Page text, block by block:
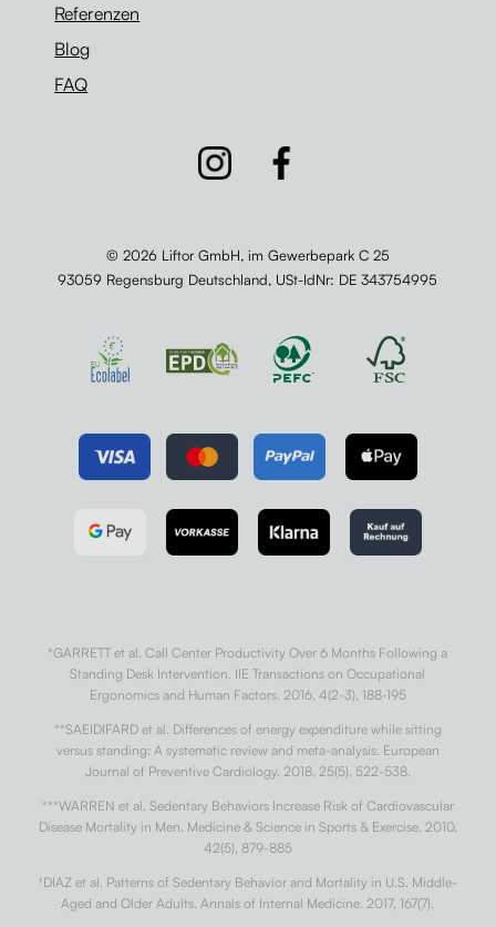
Referenzen
Blog
FAQ
© 2026 Liftor GmbH, im Gewerbepark C 25
93059 Regensburg Deutschland, USt-IdNr: DE 343754995
*GARRETT et al. Call Center Productivity Over 6 Months Following a
Standing Desk Intervention. IIE Transactions on Occupational
Ergonomics and Human Factors. 2016, 4(2-3), 188-195
**SAEIDIFARD et al. Differences of energy expenditure while sitting
versus standing: A systematic review and meta-analysis. European
Journal of Preventive Cardiology. 2018, 25(5), 522-538.
***WARREN et al. Sedentary Behaviors Increase Risk of Cardiovascular
Disease Mortality in Men. Medicine & Science in Sports & Exercise. 2010,
42(5), 879-885
†DIAZ et al. Patterns of Sedentary Behavior and Mortality in U.S. Middle-
Aged and Older Adults. Annals of Internal Medicine. 2017, 167(7).